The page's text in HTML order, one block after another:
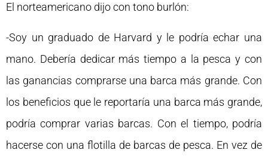
El norteamericano dijo con tono burlón:
-Soy un graduado de Harvard y le podría echar una
mano. Debería dedicar más tiempo a la pesca y con
las ganancias comprarse una barca más grande. Con
los beneficios que le reportaría una barca más grande,
podría comprar varias barcas. Con el tiempo, podría
hacerse con una flotilla de barcas de pesca. En vez de